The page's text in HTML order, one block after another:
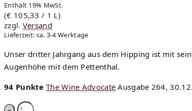
Enthält 19% MwSt.
(€ 105,33 / 1 L)
zzgl. Versand
Lieferzeit: ca. 3-4 Werktage
Unser dritter Jahrgang aus dem Hipping ist mit
Augenhöhe mit dem Pettenthal.
94 Punkte The Wine Advocate Ausgabe 264,